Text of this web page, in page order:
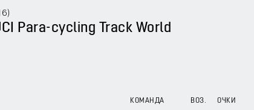
)
Para-cycling Track World
КОМАНДА ВОЗ. ОЧКИ